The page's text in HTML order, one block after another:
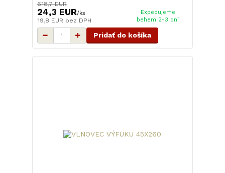
618,7 EUR
24,3 EUR/ks
19,8 EUR bez DPH
Expedujeme
behem 2-3 dní
Pridať do košíka